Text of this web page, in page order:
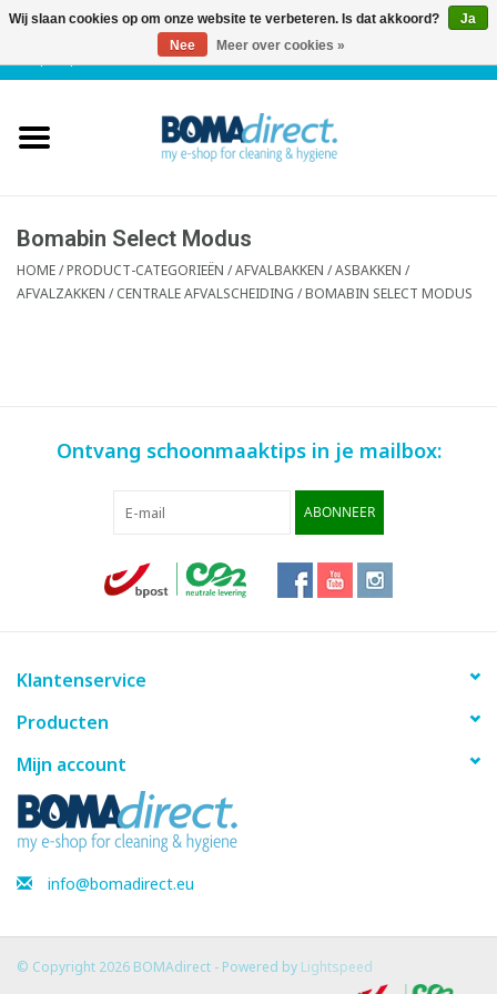
Klantenservice
Blog
Bomabin Select Modus
HOME/PRODUCT-CATEGORIEËN /AFVALBAKKEN / ASBAKKEN /
AFVALZAKKEN /CENTRALE AFVALSCHEIDING /BOMABIN SELECT MODUS
Ontvang schoonmaaktips in je mailbox:
ABONNEER
Klantenservice
Producten
Mijn account
info@bomadirect.eu
© Copyright 2026 BOMAdirect - Powered by Lightspeed
Wij slaan cookies op om onze website te verbeteren. Is dat akkoord?
Ja
Nee
Meer over cookies »